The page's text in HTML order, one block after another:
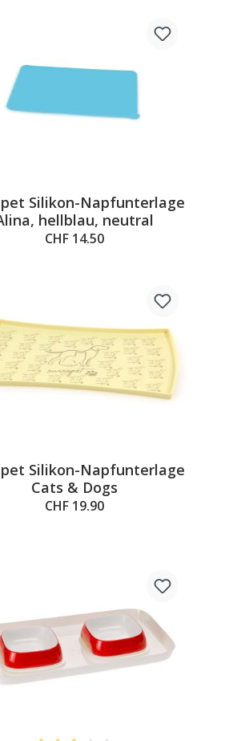
Silikon-Napfunterlage
hellblau, neutral
CHF 14.50
Silikon-Napfunterlage
Cats & Dogs
CHF 19.90